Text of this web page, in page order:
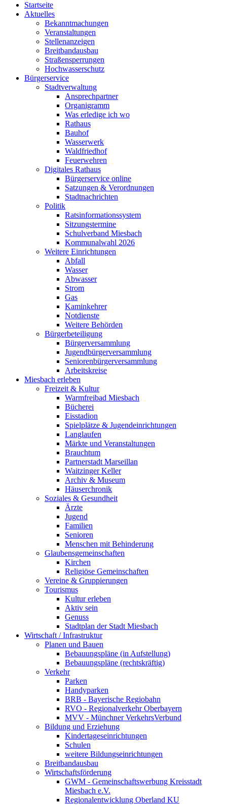
Startseite
Aktuelles
Bekanntmachungen
Veranstaltungen
Stellenanzeigen
Breitbandausbau
Straßensperrungen
Hochwasserschutz
Bürgerservice
Stadtverwaltung
Ansprechpartner
Organigramm
Was erledige ich wo
Rathaus
Bauhof
Wasserwerk
Waldfriedhof
Feuerwehren
Digitales Rathaus
Bürgerservice online
Satzungen & Verordnungen
Stadtnachrichten
Politik
Ratsinformationssystem
Sitzungstermine
Schulverband Miesbach
Kommunalwahl 2026
Weitere Einrichtungen
Abfall
Wasser
Abwasser
Strom
Gas
Kaminkehrer
Notdienste
Weitere Behörden
Bürgerbeteiligung
Bürgerversammlung
Jugendbürgerversammlung
Seniorenbürgerversammlung
Arbeitskreise
Miesbach erleben
Freizeit & Kultur
Warmfreibad Miesbach
Bücherei
Eisstadion
Spielplätze & Jugendeinrichtungen
Langlaufen
Märkte und Veranstaltungen
Brauchtum
Partnerstadt Marseillan
Waitzinger Keller
Archiv & Museum
Häuserchronik
Soziales & Gesundheit
Ärzte
Jugend
Familien
Senioren
Menschen mit Behinderung
Glaubensgemeinschaften
Kirchen
Religiöse Gemeinschaften
Vereine & Gruppierungen
Tourismus
Kultur erleben
Aktiv sein
Genuss
Stadtplan der Stadt Miesbach
Wirtschaft / Infrastruktur
Planen und Bauen
Bebauungspläne (in Aufstellung)
Bebauungspläne (rechtskräftig)
Verkehr
Parken
Handyparken
BRB - Bayerische Regiobahn
RVO - Regionalverkehr Oberbayern
MVV - Münchner VerkehrsVerbund
Bildung und Erziehung
Kindertageseinrichtungen
Schulen
weitere Bildungseinrichtungen
Breitbandausbau
Wirtschaftsförderung
GWM - Gemeinschaftswerbung Kreisstadt
Miesbach e.V.
Regionalentwicklung Oberland KU